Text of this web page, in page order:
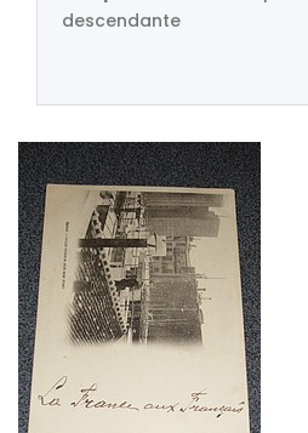
descendante